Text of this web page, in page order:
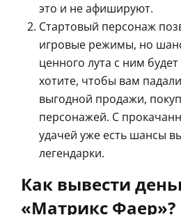
это и не афишируют.
Стартовый персонаж
игровые режимы, но
ценного лута с ним
хотите, чтобы вам
выгодной продажи,
персонажей. С
удачей уже есть шансы
легендарки.
Как вывести
«Матрикс Фаер»?